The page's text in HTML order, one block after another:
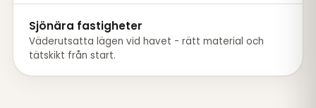
Sjönära fastigheter
Väderutsatta lägen vid havet - rätt material och
tätskikt från start.